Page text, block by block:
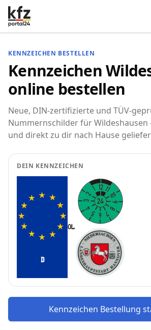
KENNZEICHEN BESTELLEN
Kennzeichen
online bestellen
Neue, DIN-zertifizierte und TÜV-
Nummernschilder für Wildeshausen
und direkt zu dir nach Hause
DEIN KENNZEICHEN
D
Kennzeichen Bestellung